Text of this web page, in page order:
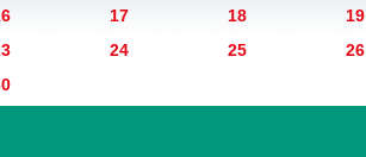
17 18 19
24 25 26